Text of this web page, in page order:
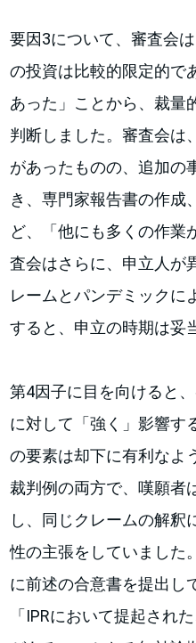
要因3について、審査会
の投資は比較的限定的で
あった」ことから、裁量
判断しました。審査会は
があったものの、追加の
き、専門家報告書の作成
ど、「他にも多くの作業
査会はさらに、申立人が
レームとパンデミックに
すると、申立の時期は妥
第4因子に目を向けると
に対して「強く」影響す
の要素は却下に有利なよ
裁判例の両方で、嘆願者
し、同じクレームの解釈
性の主張をしていました
に前述の合意書を提出し
「IPRにおいて提起され